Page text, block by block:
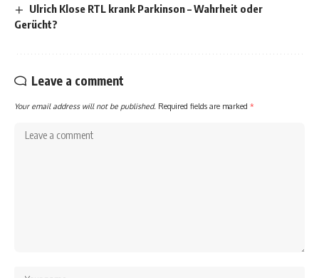
Ulrich Klose RTL krank Parkinson – Wahrheit oder
Gerücht?
Leave a comment
Your email address will not be published. Required fields are marked *